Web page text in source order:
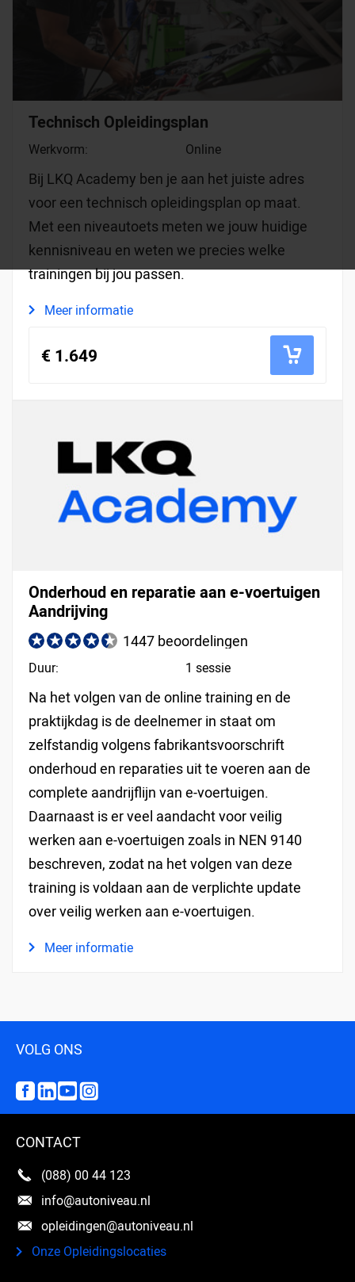
Technisch Opleidingsplan
Werkvorm: Online
Bij LKQ Academy ben je aan het juiste adres
voor een technisch opleidingsplan op maat.
Met een niveautoets meten we jouw huidige
kennisniveau en weten we precies welke
trainingen bij jou passen.
Meer informatie
€ 1.649
Onderhoud en reparatie aan e-voertuigen
Aandrijving
1447 beoordelingen
Duur: 1 sessie
Na het volgen van de online training en de
praktijkdag is de deelnemer in staat om
zelfstandig volgens fabrikantsvoorschrift
onderhoud en reparaties uit te voeren aan de
complete aandrijflijn van e-voertuigen.
Daarnaast is er veel aandacht voor veilig
werken aan e-voertuigen zoals in NEN 9140
beschreven, zodat na het volgen van deze
training is voldaan aan de verplichte update
over veilig werken aan e-voertuigen.
Meer informatie
VOLG ONS
CONTACT
(088) 00 44 123
info@autoniveau.nl
opleidingen@autoniveau.nl
Onze Opleidingslocaties